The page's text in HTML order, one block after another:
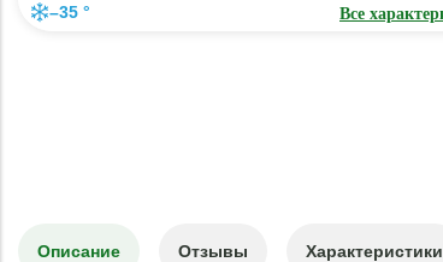
–35 ° Все
Описание Отзывы Характеристики